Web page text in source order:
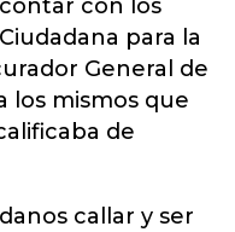
con los
para la
General de
los mismos que
de
callar y ser